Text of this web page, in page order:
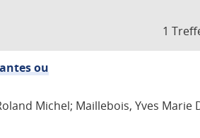
1
ou
Michel; Maillebois, Yves Marie